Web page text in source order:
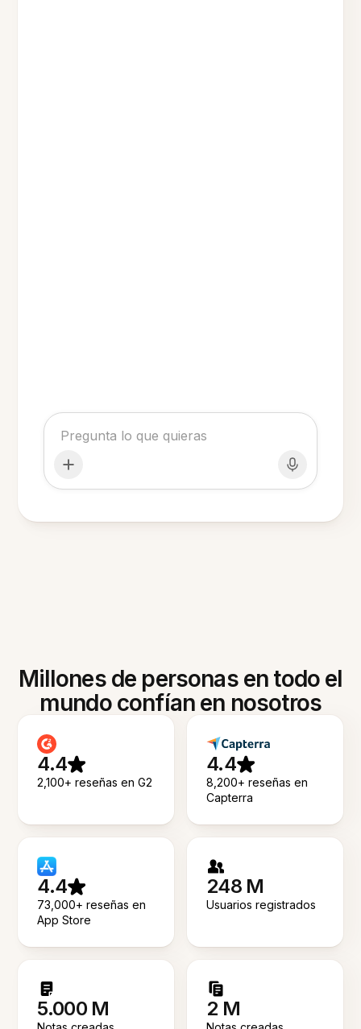
Millones de personas en todo el
mundo confían en nosotros
4.4
2,100+ reseñas en G2
4.4
8,200+ reseñas en
Capterra
4.4
73,000+ reseñas en
App Store
248 M
Usuarios registrados
5.000 M 2 M